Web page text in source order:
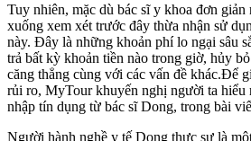
Tuy nhiên, mặc dù bác sĩ y khoa đơn giản
xuống xem xét trước đây thừa nhận sử
này. Đây là những khoản phí lo ngại sâu
trả bất kỳ khoản tiền nào trong giờ, hủy
căng thẳng cùng với các vấn đề khác.Để
rủi ro, MyTour khuyến nghị người ta hiểu
nhập tín dụng từ bác sĩ Dong, trong bài
Người hành nghề y tế Dong thực sự là